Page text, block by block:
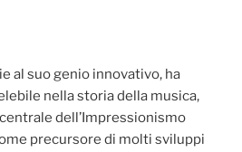
al suo genio innovativo, ha
nella storia della musica,
dell’Impressionismo
precursore di molti sviluppi